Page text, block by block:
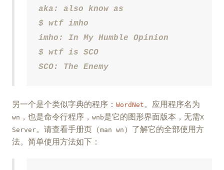
aka: also know as
$ wtf imho
imho: In My Humble Opinion
$ wtf is SCO
SCO: The Enemy
另一个是个类似字典的程序： WordNet。应用程序名为
wn ，也是命令行程序， wnb是它的图形界面版本，无需X
Server。请查看手册页（man wn ）了解它的全部使用方
法。简单使用方法如下：